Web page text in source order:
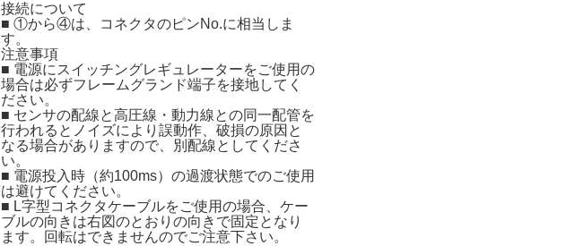
接続について
■ ①から④は、コネクタのピンNo.に相当しま
す。
注意事項
■ 電源にスイッチングレギュレーターをご使用の
場合は必ずフレームグランド端子を接地してく
ださい。
■ センサの配線と高圧線・動力線との同一配管を
行われるとノイズにより誤動作、破損の原因と
なる場合がありますので、別配線としてくださ
い。
■ 電源投入時（約100ms）の過渡状態でのご使用
は避けてください。
■ L字型コネクタケーブルをご使用の場合、ケー
ブルの向きは右図のとおりの向きで固定となり
ます。回転はできませんのでご注意下さい。